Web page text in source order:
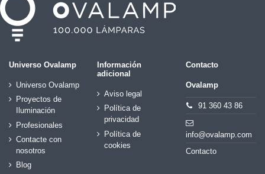
Universo Ovalamp
Universo Ovalamp
Proyectos de
Iluminación
Profesionales
Contacte con
nosotros
Blog
Información
adicional
Aviso legal
Política de
privacidad
Política de
cookies
Contacto
Ovalamp
91 360 43 86
info@ovalamp.com
Contacto